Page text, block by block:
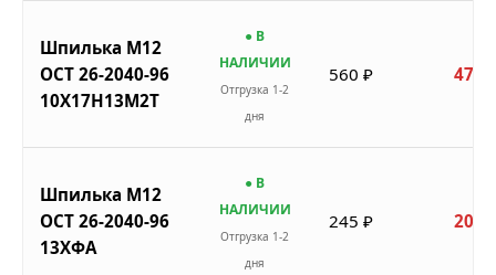
Шпилька М12
ОСТ 26-2040-96
10Х17Н13М2Т
● В
НАЛИЧИИ
Отгрузка 1-2
дня
560 ₽ 476
Шпилька М12
ОСТ 26-2040-96
13ХФА
● В
НАЛИЧИИ
Отгрузка 1-2
дня
245 ₽ 208